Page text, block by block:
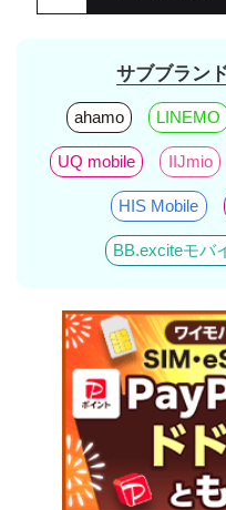
サブブラン
ahamo LINEMO
UQ mobile IIJmio
HIS Mobile
BB.exciteモバ